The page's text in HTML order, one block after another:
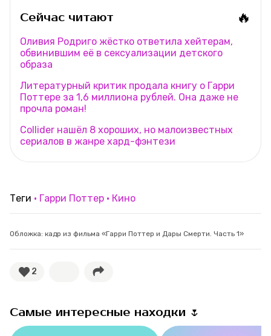
Сейчас читают 🔥
Оливия Родриго жёстко ответила хейтерам,
обвинившим её в сексуализации детского
образа
Литературный критик продала книгу о Гарри
Поттере за 1,6 миллиона рублей. Она даже не
прочла роман!
Collider нашёл 8 хороших, но малоизвестных
сериалов в жанре хард-фэнтези
Теги Гарри Поттер Кино
Обложка: кадр из фильма «Гарри Поттер и Дары Смерти. Часть 1»
2
Самые интересные находки 🌷